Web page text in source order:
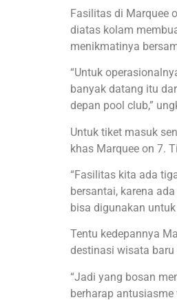
Fasilitas di Marquee
diatas kolam
menikmatinya
“Untuk
banyak datang itu
depan pool club,”
Untuk tiket masuk
khas Marquee on 7.
“Fasilitas kita ada
bersantai, karena
bisa digunakan
Tentu kedepannya
destinasi wisata
“Jadi yang bosan
berharap